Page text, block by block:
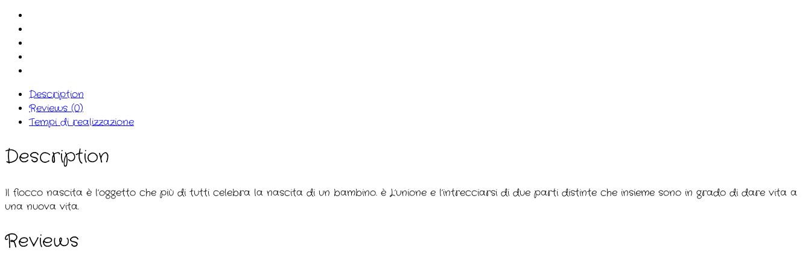
Description
Reviews (0)
Tempi di realizzazione
Description
Il fiocco nascita è l’oggetto che più di tutti celebra la nascita di un bambino. è L’unione e l’intrecciarsi di due parti distinte che insieme sono in grado di dare vita a
una nuova vita.
Reviews